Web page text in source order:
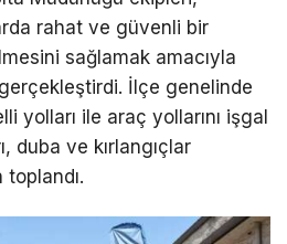
rahat ve güvenli bir
sağlamak amacıyla
İlçe genelinde
yolları ile araç yollarını işgal
duba ve kırlangıçlar